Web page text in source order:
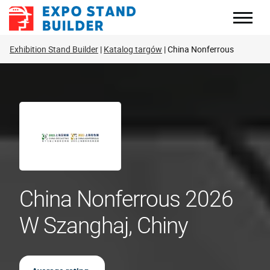
Skip
Exhibition Stand Builder Katalog targów China Nonferrous
China Nonferrous 2026
W Szanghaj, Chiny